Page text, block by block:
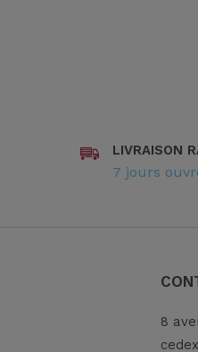
LIVRAISON
7 jours
8
cedex